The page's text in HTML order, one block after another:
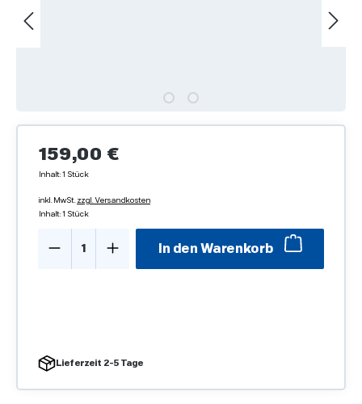
Regulärer Preis:
159,00 €
Inhalt:1 Stück
inkl. MwSt. zzgl. Versandkosten
Inhalt:1 Stück
Produkt Anzahl: Gib den gewünschten
In den Warenkorb
Lieferzeit 2-5 Tage